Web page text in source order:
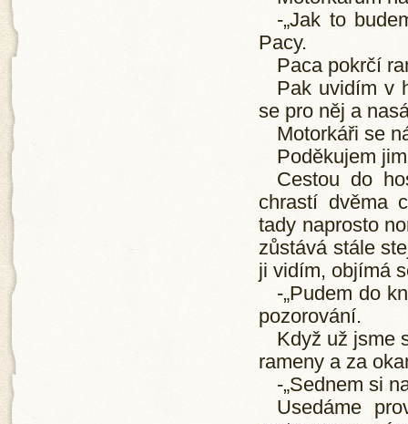
-„Jak to
Pacy.
Paca pokrčí
Pak uvidím v
se pro něj a
Motorkáři se
Poděkujem
Cestou do
chrastí dvěma
tady naprosto
zůstává stále
ji vidím, objímá
-„Pudem do
pozorování.
Když už jsme
rameny a za
-„Sednem si
Usedáme